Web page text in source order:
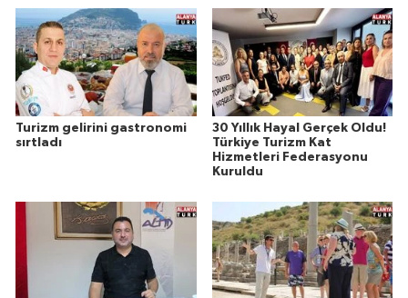
Turizm gelirini gastronomi
sırtladı
30 Yıllık Hayal Gerçek Oldu!
Türkiye Turizm Kat
Hizmetleri Federasyonu
Kuruldu